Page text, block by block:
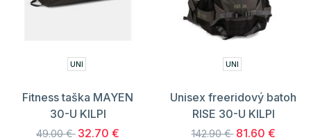
UNI
Fitness taška MAYEN
30-U KILPI
49.00 € 32.70 €
UNI
Unisex freeridový batoh
RISE 30-U KILPI
142.90 € 81.60 €